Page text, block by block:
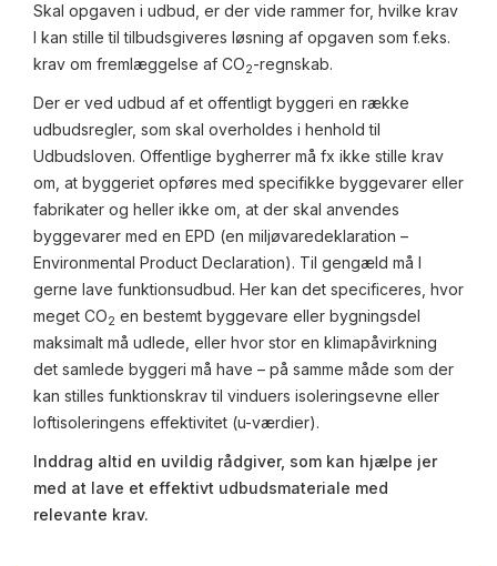
Skal opgaven i udbud, er der vide rammer for, hvilke krav
I kan stille til tilbudsgiveres løsning af opgaven som f.eks.
krav om fremlæggelse af CO2-regnskab.
Der er ved udbud af et offentligt byggeri en række
udbudsregler, som skal overholdes i henhold til
Udbudsloven. Offentlige bygherrer må fx ikke stille krav
om, at byggeriet opføres med specifikke byggevarer eller
fabrikater og heller ikke om, at der skal anvendes
byggevarer med en EPD (en miljøvaredeklaration –
Environmental Product Declaration). Til gengæld må I
gerne lave funktionsudbud. Her kan det specificeres, hvor
meget CO2 en bestemt byggevare eller bygningsdel
maksimalt må udlede, eller hvor stor en klimapåvirkning
det samlede byggeri må have – på samme måde som der
kan stilles funktionskrav til vinduers isoleringsevne eller
loftisoleringens effektivitet (u-værdier).
Inddrag altid en uvildig rådgiver, som kan hjælpe jer
med at lave et effektivt udbudsmateriale med
relevante krav.